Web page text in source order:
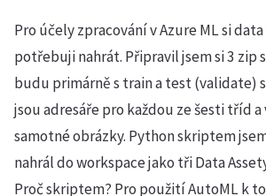
Pro účely zpracování v Azure ML si
potřebuji nahrát. Připravil jsem si 3 zip
budu primárně s train a test (validate)
jsou adresáře pro každou ze šesti tříd
samotné obrázky. Python skriptem
nahrál do workspace jako tři Data
Proč skriptem? Pro použití AutoML k